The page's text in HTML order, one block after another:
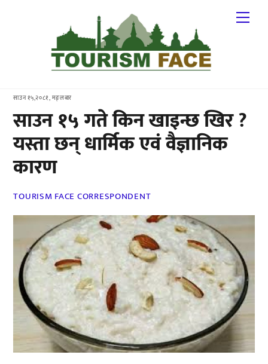
साउन १५,२०८१, मङ्लबार
साउन १५ गते किन खाइन्छ खिर ?
यस्ता छन् धार्मिक एवं वैज्ञानिक
कारण
TOURISM FACE CORRESPONDENT